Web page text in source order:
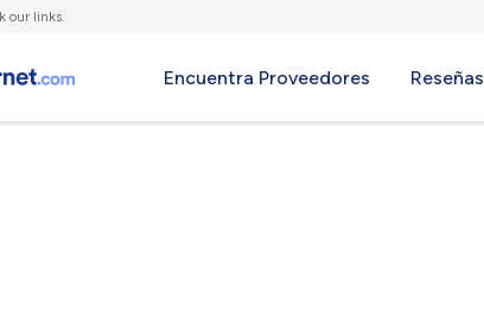
our links.
Encuentra Proveedores Reseñas